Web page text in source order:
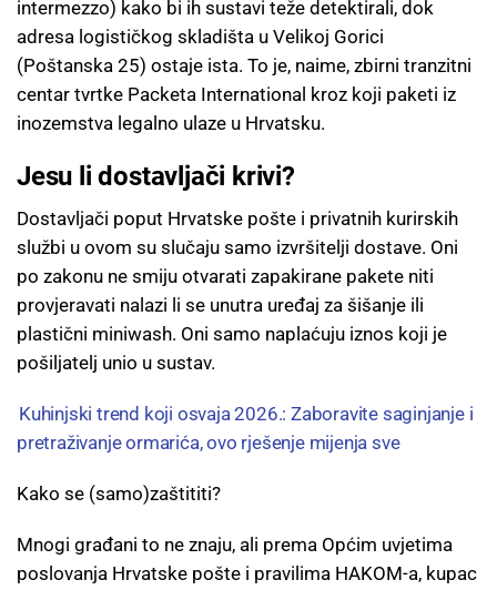
intermezzo) kako bi ih sustavi teže detektirali, dok
adresa logističkog skladišta u Velikoj Gorici
(Poštanska 25) ostaje ista. To je, naime, zbirni tranzitni
centar tvrtke Packeta International kroz koji paketi iz
inozemstva legalno ulaze u Hrvatsku.
Jesu li dostavljači krivi?
Dostavljači poput Hrvatske pošte i privatnih kurirskih
službi u ovom su slučaju samo izvršitelji dostave. Oni
po zakonu ne smiju otvarati zapakirane pakete niti
provjeravati nalazi li se unutra uređaj za šišanje ili
plastični miniwash. Oni samo naplaćuju iznos koji je
pošiljatelj unio u sustav.
Kuhinjski trend koji osvaja 2026.: Zaboravite saginjanje i
pretraživanje ormarića, ovo rješenje mijenja sve
Kako se (samo)zaštititi?
Mnogi građani to ne znaju, ali prema Općim uvjetima
poslovanja Hrvatske pošte i pravilima HAKOM-a, kupac